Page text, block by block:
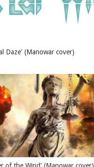
Daze' (Manowar cover)